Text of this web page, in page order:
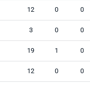
12 0 0
3 0 0
19 1 0
12 0 0